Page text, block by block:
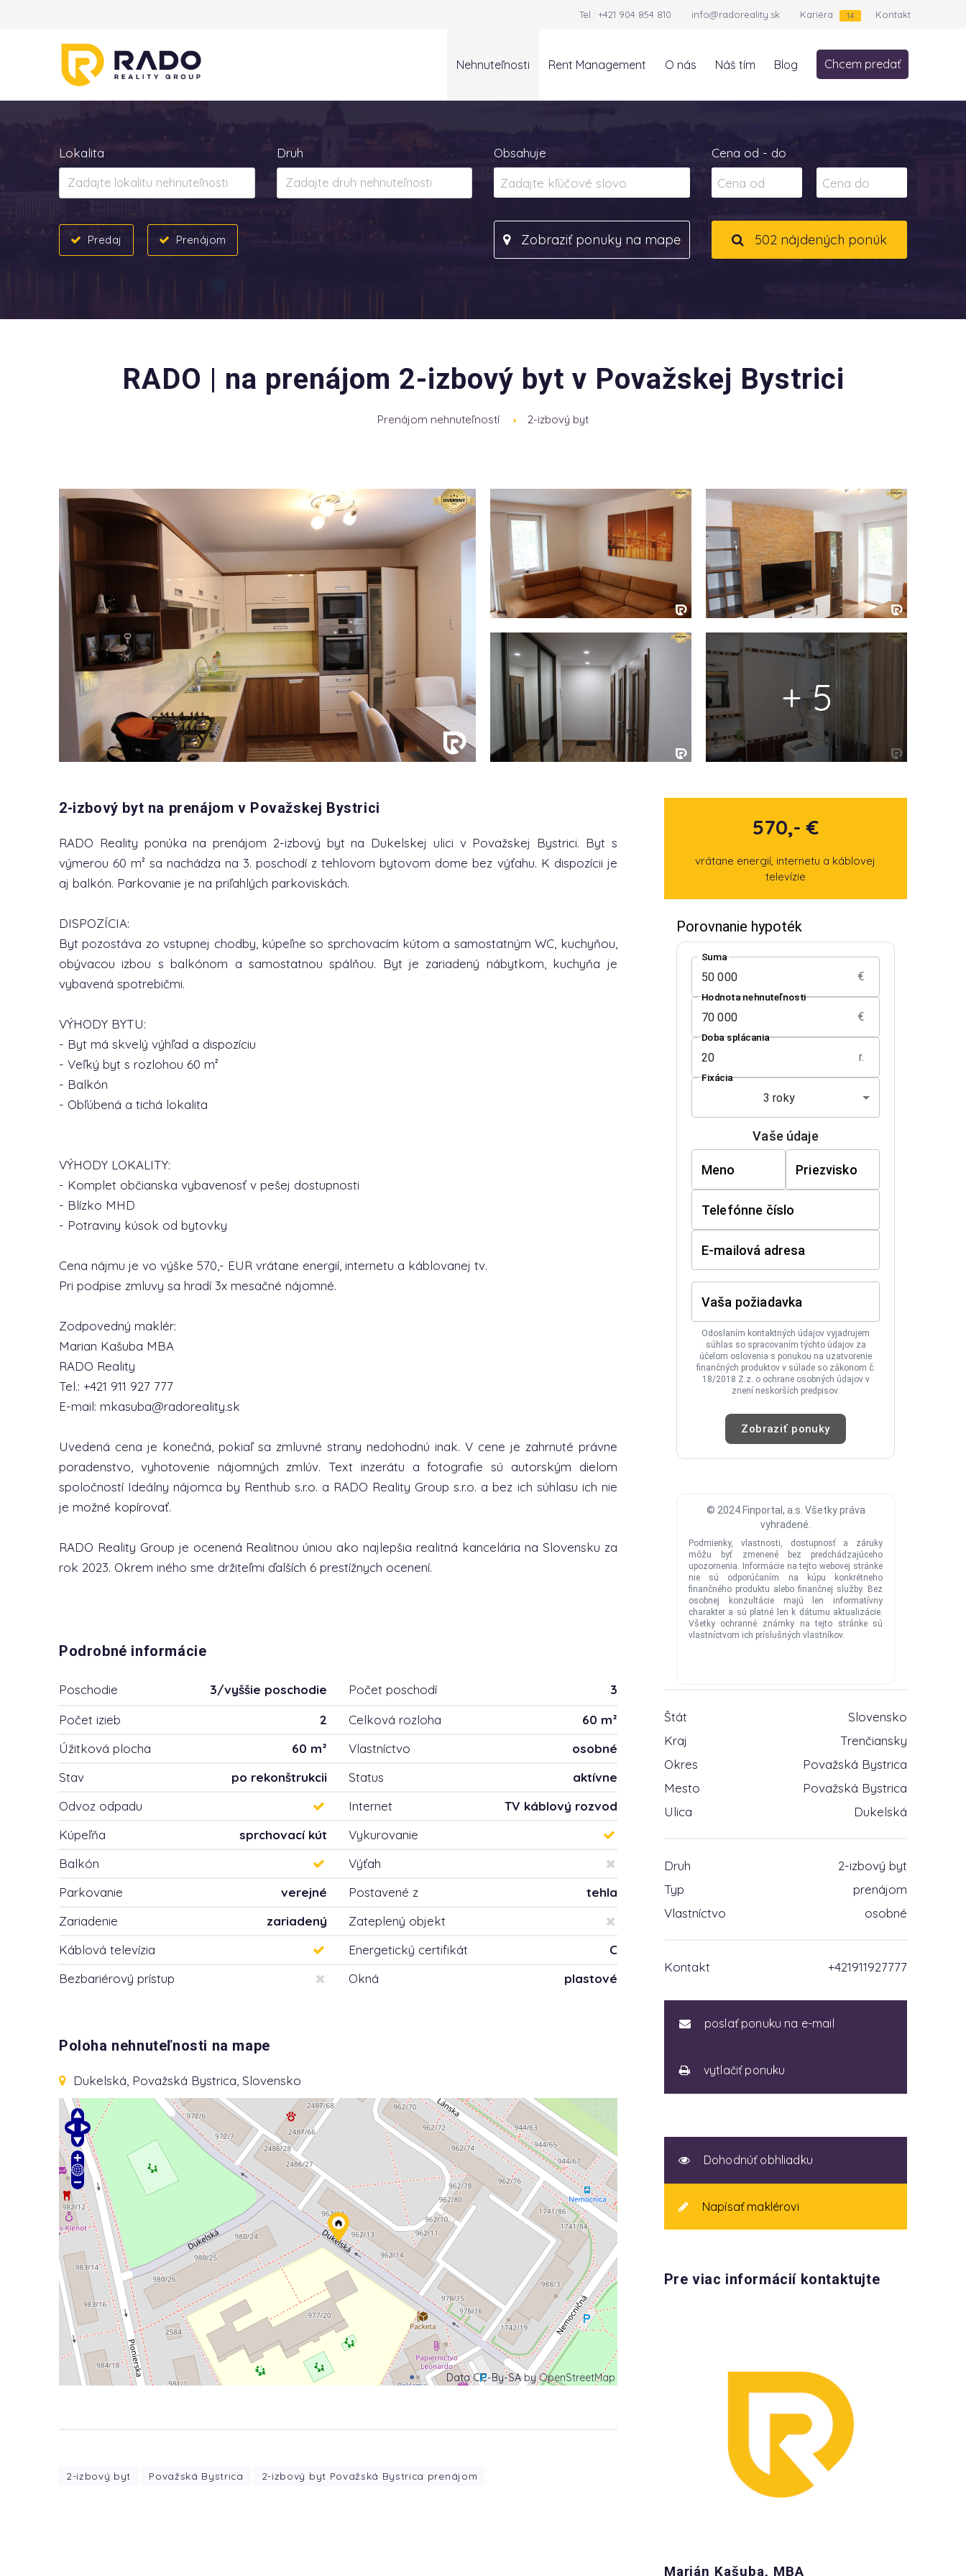
Tel.: +421 904 854 810 info@radoreality.sk Kariéra 14 Kontakt
Nehnuteľnosti Rent Management O nás Náš tím Blog Chcem predať
Lokalita Druh Obsahuje Cena od - do
Predaj Prenájom Zobraziť ponuky na mape 502 nájdených ponúk
RADO | na prenájom 2-izbový byt v Považskej Bystrici
Prenájom nehnuteľností 2-izbový byt
+ 5
2-izbový byt na prenájom v Považskej Bystrici
RADO Reality ponúka na prenájom 2-izbový byt na Dukelskej ulici v Považskej Bystrici. Byt s
výmerou 60 m² sa nachádza na 3. poschodí z tehlovom bytovom dome bez výťahu. K dispozícii je
aj balkón. Parkovanie je na priľahlých parkoviskách.
DISPOZÍCIA:
Byt pozostáva zo vstupnej chodby, kúpeľne so sprchovacím kútom a samostatným WC, kuchyňou,
obývacou izbou s balkónom a samostatnou spálňou. Byt je zariadený nábytkom, kuchyňa je
vybavená spotrebičmi.
VÝHODY BYTU:
- Byt má skvelý výhľad a dispozíciu
- Veľký byt s rozlohou 60 m²
- Balkón
- Obľúbená a tichá lokalita
VÝHODY LOKALITY:
- Komplet občianska vybavenosť v pešej dostupnosti
- Blízko MHD
- Potraviny kúsok od bytovky
Cena nájmu je vo výške 570,- EUR vrátane energií, internetu a káblovanej tv.
Pri podpise zmluvy sa hradí 3x mesačné nájomné.
Zodpovedný maklér:
Marian Kašuba MBA
RADO Reality
Tel.: +421 911 927 777
E-mail: mkasuba@radoreality.sk
Uvedená cena je konečná, pokiaľ sa zmluvné strany nedohodnú inak. V cene je zahrnuté právne
poradenstvo, vyhotovenie nájomných zmlúv. Text inzerátu a fotografie sú autorským dielom
spoločností Ideálny nájomca by Renthub s.r.o. a RADO Reality Group s.r.o. a bez ich súhlasu ich nie
je možné kopírovať.
RADO Reality Group je ocenená Realitnou úniou ako najlepšia realitná kancelária na Slovensku za
rok 2023. Okrem iného sme držiteľmi ďalších 6 prestížnych ocenení.
Podrobné informácie
Poschodie 3/vyššie poschodie Počet poschodí
3
Počet izieb
2 Celková rozloha
60 m²
Úžitková plocha
60 m² Vlastníctvo
osobné
Stav
po rekonštrukcii Status
aktívne
Odvoz odpadu
Internet
TV káblový rozvod
Kúpeľňa
sprchovací kút
Vykurovanie
Balkón
Výťah
Parkovanie
verejné Postavené z
tehla
Zariadenie
zariadený
Zateplený objekt
Káblová televízia
Energetický certifikát
C
Bezbariérový prístup
Okná plastové
Poloha nehnuteľnosti na mape
Dukelská , Považská Bystrica, Slovensko
Data CC-By-SA by OpenStreetMap
2-izbový byt Považská Bystrica 2-izbový byt Považská Bystrica prenájom
570,- €
vrátane energií, internetu a káblovej
televízie
Štát
Slovensko
Kraj
Trenčiansky
Okres
Považská Bystrica
Mesto
Považská Bystrica
Ulica
Dukelská
Druh
2-izbový byt
Typ
prenájom
Vlastníctvo
osobné
Kontakt +421911927777
poslať ponuku na e-mail
vytlačiť ponuku
Dohodnúť obhliadku
Napísať maklérovi
Pre viac informácií kontaktujte
Marián Kašuba, MBA